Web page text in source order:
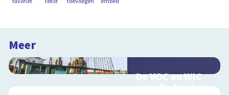
Meer
De VOC en WIC
van alle kanten